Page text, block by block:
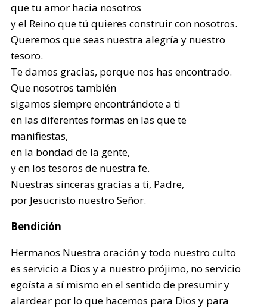
que tu amor hacia nosotros
y el Reino que tú quieres construir con nosotros.
Queremos que seas nuestra alegría y nuestro
tesoro.
Te damos gracias, porque nos has encontrado.
Que nosotros también
sigamos siempre encontrándote a ti
en las diferentes formas en las que te
manifiestas,
en la bondad de la gente,
y en los tesoros de nuestra fe.
Nuestras sinceras gracias a ti, Padre,
por Jesucristo nuestro Señor.
Bendición
Hermanos Nuestra oración y todo nuestro culto
es servicio a Dios y a nuestro prójimo, no servicio
egoísta a sí mismo en el sentido de presumir y
alardear por lo que hacemos para Dios y para